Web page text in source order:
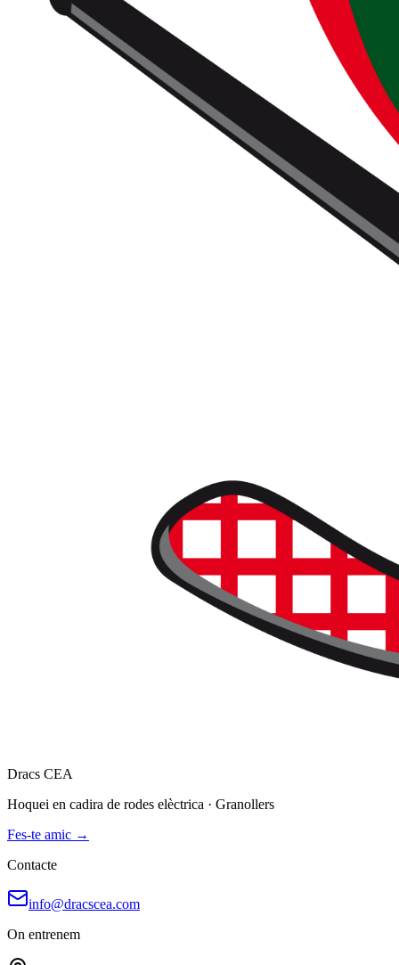
Dracs CEA
Hoquei en cadira de rodes elèctrica · Granollers
Fes-te amic →
Contacte
info@dracscea.com
On entrenem